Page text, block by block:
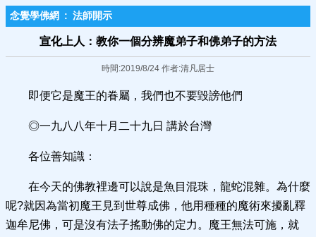
念覺學佛網 : 法師開示
宣化上人：教你一個分辨魔弟子和佛弟子的方法
時間:2019/8/24 作者:清凡居士
即便它是魔王的眷屬，我們也不要毀謗他們
◎一九八八年十月二十九日 講於台灣
各位善知識：
在今天的佛教裡邊可以說是魚目混珠，龍蛇混雜。為什麼
呢?就因為當初魔王見到世尊成佛，他用種種的魔術來擾亂釋
迦牟尼佛，可是沒有法子搖動佛的定力。魔王無法可施，就